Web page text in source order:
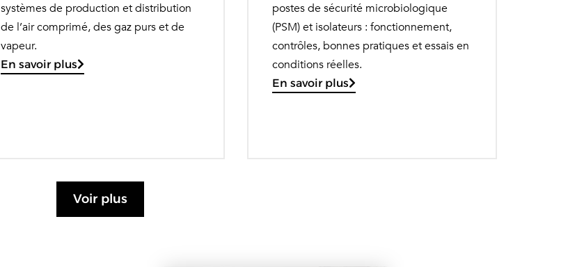
systèmes de production et distribution
de l’air comprimé, des gaz purs et de
vapeur.
En savoir plus
postes de sécurité microbiologique
(PSM) et isolateurs : fonctionnement,
contrôles, bonnes pratiques et essais en
conditions réelles.
En savoir plus
Voir plus